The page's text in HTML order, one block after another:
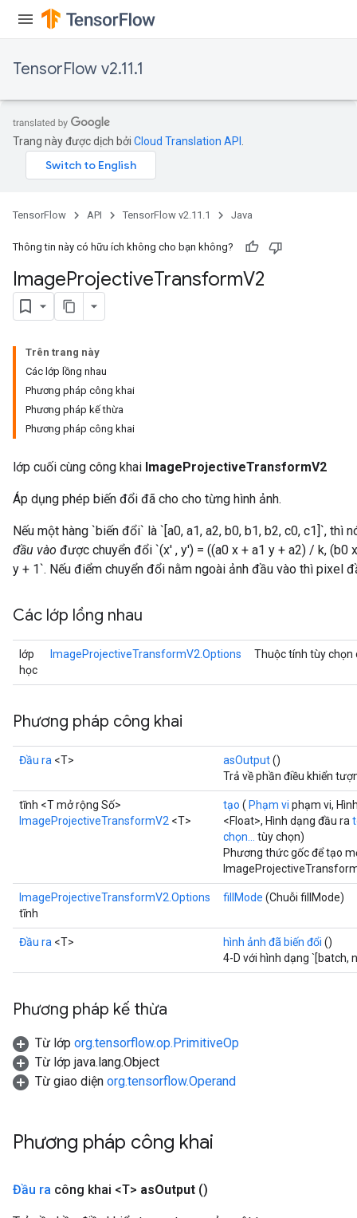
TensorFlow v2.11.1
Trang này được dịch bởi Cloud Translation API
TensorFlow API TensorFlow v2.11.1 Java
Thông tin này có hữu ích không cho bạn không?
ImageProjectiveTransformV2
Trên trang này
Các lớp lồng nhau
Phương pháp công khai
Phương pháp kế thừa
Phương pháp công khai
lớp cuối cùng công khai ImageProjectiveTransformV2
Áp dụng phép biến đổi đã cho cho từng hình ảnh.
Nếu một hàng `biến đổi` là `[a0, a1, a2, b0, b1, b2, c0, c1]`, thì
đầu vào được chuyển đổi `(x' , y') = ((a0 x + a1 y + a2) / k,
y + 1`. Nếu điểm chuyển đổi nằm ngoài ảnh đầu vào thì pixel
Các lớp lồng nhau
lớp
học
ImageProjectiveTransformV2.Options Thuộc tính tùy chọn
Phương pháp công khai
Đầu ra <T> asOutput()
Trả về phần điều khiển
tĩnh <T mở rộng Số>
ImageProjectiveTransformV2 <T>
tạo ( Phạm vi phạm vi,
<Float>, Hình dạng đầu ra
chọn...
tùy chọn)
Phương thức gốc để tạo
ImageProjectiveTransformV2.Options
tĩnh
fillMode (Chuỗi fillMode)
Đầu ra <T> hình ảnh đã biến đổi ()
4-D với hình dạng `[batch,
Phương pháp kế thừa
Từ lớp org.tensorflow.op.PrimitiveOp
Từ lớp java.lang.Object
Từ giao diện org.tensorflow.Operand
Phương pháp công khai
Đầu ra công khai <T> asOutput ()